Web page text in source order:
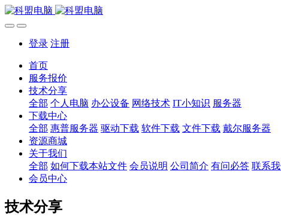
登录 注册
首页
服务报价
技术分享
全部 个人电脑 办公设备 网络技术 IT小知识 服务器
下载中心
全部 惠普服务器 驱动下载 软件下载 文件下载 戴尔服务器
资源商城
关于我们
全部 如何下载本站文件 会员说明 公司简介 有问必答 联系
会员中心
技术分享